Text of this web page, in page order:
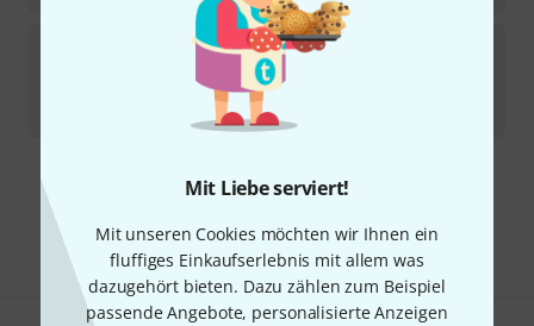
Mit Liebe serviert!
Mit unseren Cookies möchten wir Ihnen ein
fluffiges Einkaufserlebnis mit allem was
dazugehört bieten. Dazu zählen zum Beispiel
passende Angebote, personalisierte Anzeigen
SchallerLocking Nut R2 BC
46
Sofort lieferbar
Kostenloser Versand ab 29 €